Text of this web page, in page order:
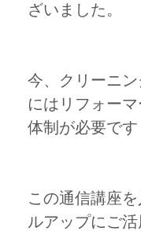
ざいました。
今、クリーニ
にはリフォー
体制が必要です
この通信講座
ルアップにご活